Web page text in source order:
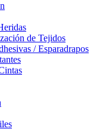
de Tejidos
/ Esparadrapos